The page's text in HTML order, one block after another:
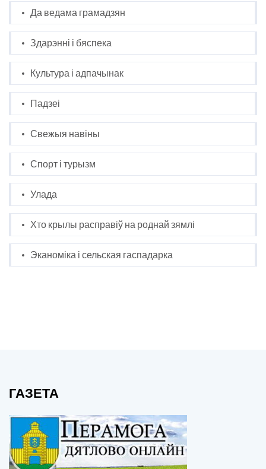
Да ведама грамадзян
Здарэнні і бяспека
Культура і адпачынак
Падзеі
Свежыя навіны
Спорт і турызм
Улада
Хто крылы расправіў на роднай зямлі
Эканоміка і сельская гаспадарка
ГАЗЕТА